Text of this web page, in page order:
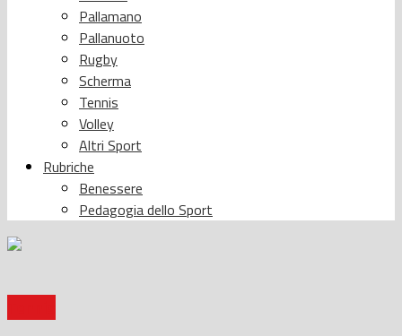
Pallamano
Pallanuoto
Rugby
Scherma
Tennis
Volley
Altri Sport
Rubriche
Benessere
Pedagogia dello Sport